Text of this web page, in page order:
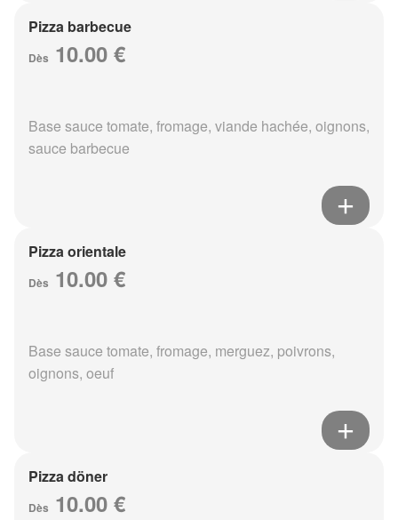
Pizza barbecue
Dès 10.00 €
Base sauce tomate, fromage, viande hachée, oignons,
sauce barbecue
Pizza orientale
Dès 10.00 €
Base sauce tomate, fromage, merguez, poivrons,
oignons, oeuf
Pizza döner
Dès 10.00 €